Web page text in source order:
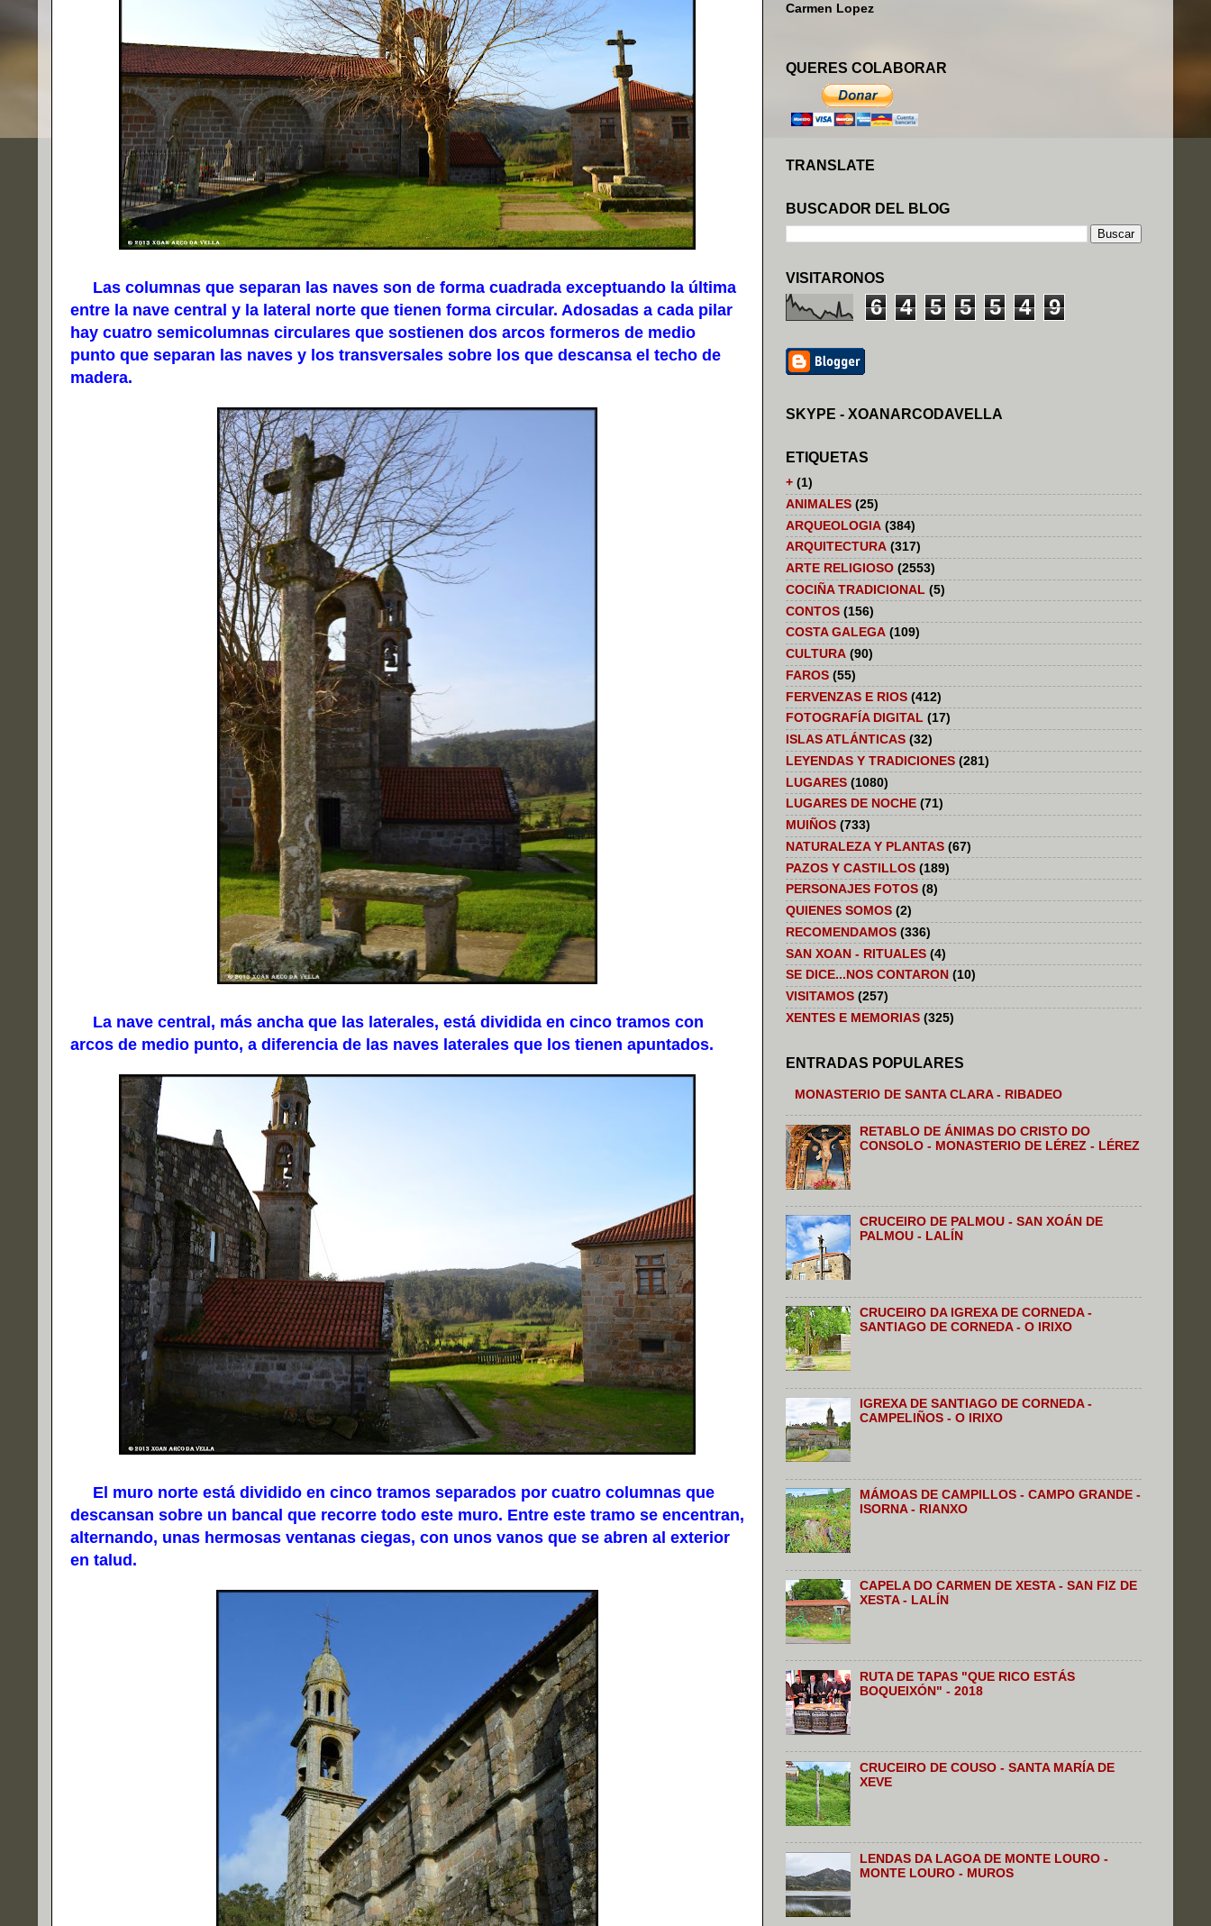
Las columnas que separan las naves son de forma cuadrada exceptuando la última
entre la nave central y la lateral norte que tienen forma circular. Adosadas a cada pilar
hay cuatro semicolumnas circulares que sostienen dos arcos formeros de medio
punto que separan las naves y los transversales sobre los que descansa el techo de
madera.
La nave central, más ancha que las laterales, está dividida en cinco tramos con
arcos de medio punto, a diferencia de las naves laterales que los tienen apuntados.
El muro norte está dividido en cinco tramos separados por cuatro columnas que
descansan sobre un bancal que recorre todo este muro. Entre este tramo se encentran,
alternando, unas hermosas ventanas ciegas, con unos vanos que se abren al exterior
en talud.
Carmen Lopez
QUERES COLABORAR
TRANSLATE
BUSCADOR DEL BLOG
VISITARONOS
6 4 5 5 5 4 9
SKYPE - XOANARCODAVELLA
ETIQUETAS
+ (1)
ANIMALES (25)
ARQUEOLOGIA (384)
ARQUITECTURA (317)
ARTE RELIGIOSO (2553)
COCIÑA TRADICIONAL (5)
CONTOS (156)
COSTA GALEGA (109)
CULTURA (90)
FAROS (55)
FERVENZAS E RIOS (412)
FOTOGRAFÍA DIGITAL (17)
ISLAS ATLÁNTICAS (32)
LEYENDAS Y TRADICIONES (281)
LUGARES (1080)
LUGARES DE NOCHE (71)
MUIÑOS (733)
NATURALEZA Y PLANTAS (67)
PAZOS Y CASTILLOS (189)
PERSONAJES FOTOS (8)
QUIENES SOMOS (2)
RECOMENDAMOS (336)
SAN XOAN - RITUALES (4)
SE DICE...NOS CONTARON (10)
VISITAMOS (257)
XENTES E MEMORIAS (325)
ENTRADAS POPULARES
MONASTERIO DE SANTA CLARA - RIBADEO
RETABLO DE ÁNIMAS DO CRISTO DO
CONSOLO - MONASTERIO DE LÉREZ - LÉREZ
CRUCEIRO DE PALMOU - SAN XOÁN DE
PALMOU - LALÍN
CRUCEIRO DA IGREXA DE CORNEDA -
SANTIAGO DE CORNEDA - O IRIXO
IGREXA DE SANTIAGO DE CORNEDA -
CAMPELIÑOS - O IRIXO
MÁMOAS DE CAMPILLOS - CAMPO GRANDE -
ISORNA - RIANXO
CAPELA DO CARMEN DE XESTA - SAN FIZ DE
XESTA - LALÍN
RUTA DE TAPAS "QUE RICO ESTÁS
BOQUEIXÓN" - 2018
CRUCEIRO DE COUSO - SANTA MARÍA DE
XEVE
LENDAS DA LAGOA DE MONTE LOURO -
MONTE LOURO - MUROS